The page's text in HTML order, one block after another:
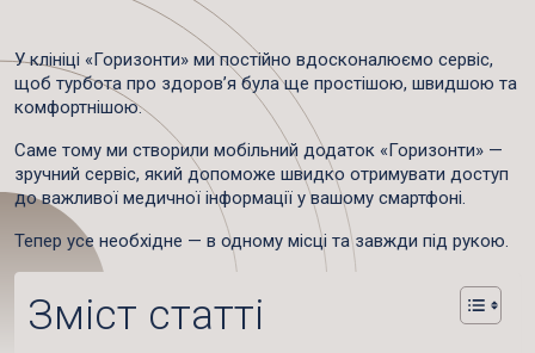
У клініці «Горизонти» ми постійно вдосконалюємо сервіс,
щоб турбота про здоров’я була ще простішою, швидшою та
комфортнішою.
Саме тому ми створили мобільний додаток «Горизонти» —
зручний сервіс, який допоможе швидко отримувати доступ
до важливої медичної інформації у вашому смартфоні.
Тепер усе необхідне — в одному місці та завжди під рукою.
Зміст статті